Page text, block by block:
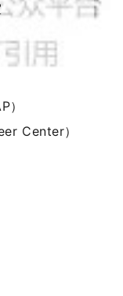
）
Center）